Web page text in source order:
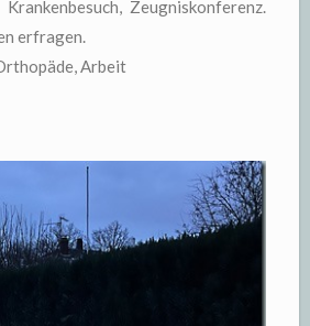
Zeugniskonferenz.
erfragen.
Arbeit